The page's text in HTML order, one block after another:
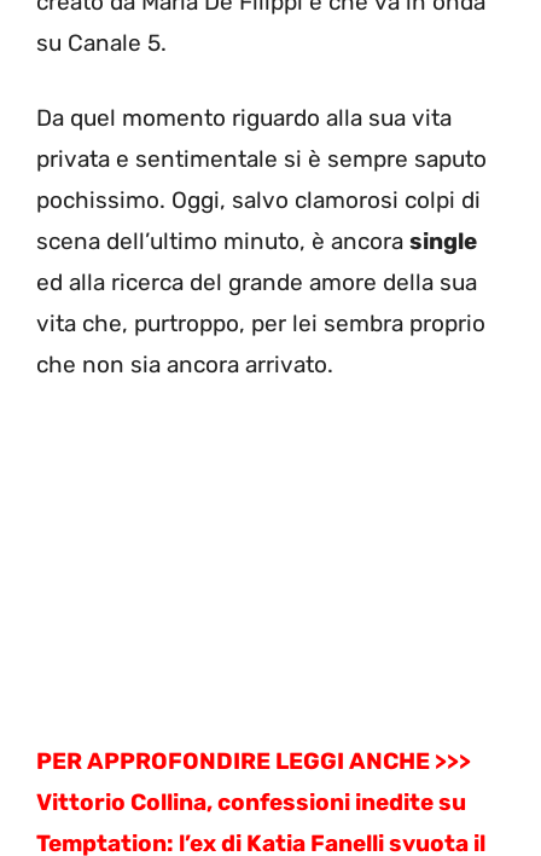
su Canale 5.
Da quel momento riguardo alla sua vita
privata e sentimentale si è sempre saputo
pochissimo. Oggi, salvo clamorosi colpi di
scena dell’ultimo minuto, è ancora single
ed alla ricerca del grande amore della sua
vita che, purtroppo, per lei sembra proprio
che non sia ancora arrivato.
PER APPROFONDIRE LEGGI ANCHE >>>
Vittorio Collina, confessioni inedite su
Temptation: l’ex di Katia Fanelli svuota il